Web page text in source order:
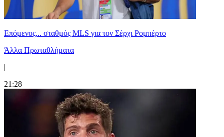
Επόμενος... σταθμός MLS για τον Σέρχι Ρομπέρτο
Άλλα Πρωταθλήματα
|
21:28